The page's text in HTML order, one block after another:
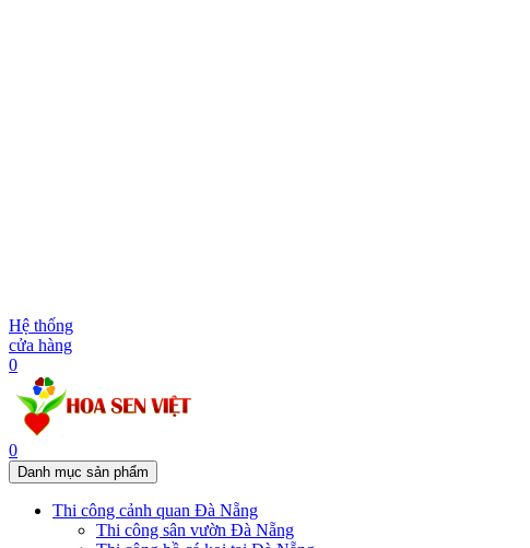
Hệ thống
cửa hàng
0
0
Danh mục sản phẩm
Thi công cảnh quan Đà Nẵng
Thi công sân vườn Đà Nẵng